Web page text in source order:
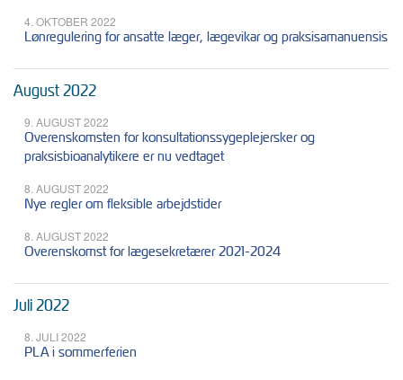
4. OKTOBER 2022
Lønregulering for ansatte læger, lægevikar og praksisamanuensis
August 2022
9. AUGUST 2022
Overenskomsten for konsultationssygeplejersker og
praksisbioanalytikere er nu vedtaget
8. AUGUST 2022
Nye regler om fleksible arbejdstider
8. AUGUST 2022
Overenskomst for lægesekretærer 2021-2024
Juli 2022
8. JULI 2022
PLA i sommerferien